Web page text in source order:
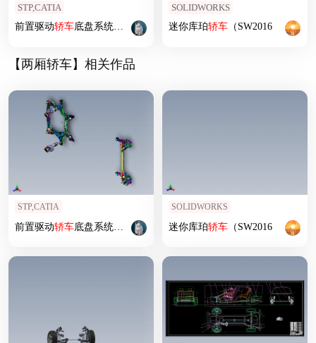
STP,CATIA
前置驱动轿车底盘系统总成
SOLIDWORKS
迷你库珀轿车（SW2016
【两厢轿车】相关作品
STP,CATIA
前置驱动轿车底盘系统总成
SOLIDWORKS
迷你库珀轿车（SW2016